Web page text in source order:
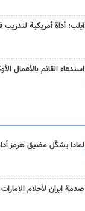
آيلب: أداة أمريكية لتدريب
استدعاء القائم بالأعمال
لماذا يشكّل مضيق هرمز
صدمة إيران لأحلام الإمارات